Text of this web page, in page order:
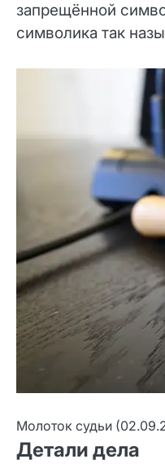
запрещённой
символика так
Молоток судьи
Детали дела